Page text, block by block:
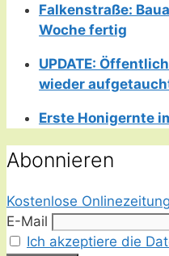
Falkenstraße:
Woche fertig
UPDATE:
wieder
Erste Honigernte
Abonnieren
Kostenlose
E-Mail
Ich akzeptiere die